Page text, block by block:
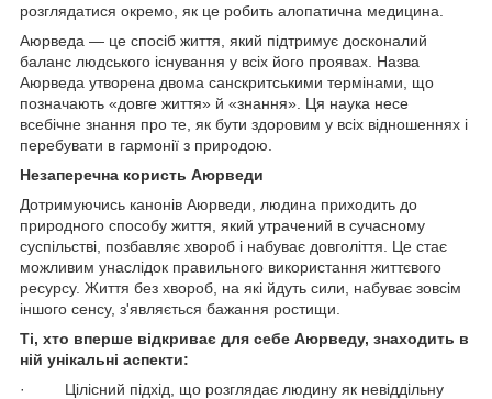
розглядатися окремо, як це робить алопатична медицина.
Аюрведа — це спосіб життя, який підтримує досконалий
баланс людського існування у всіх його проявах. Назва
Аюрведа утворена двома санскритськими термінами, що
позначають «довге життя» й «знання». Ця наука несе
всебічне знання про те, як бути здоровим у всіх відношеннях і
перебувати в гармонії з природою.
Незаперечна користь Аюрведи
Дотримуючись канонів Аюрведи, людина приходить до
природного способу життя, який утрачений в сучасному
суспільстві, позбавляє хвороб і набуває довголіття. Це стає
можливим унаслідок правильного використання життєвого
ресурсу. Життя без хвороб, на які йдуть сили, набуває зовсім
іншого сенсу, з'являється бажання ростищи.
Ті, хто вперше відкриває для себе Аюрведу, знаходить в
ній унікальні аспекти:
· Цілісний підхід, що розглядає людину як невіддільну